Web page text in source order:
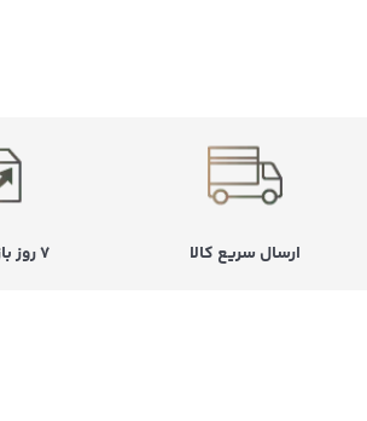
ارسال سریع کالا ۷ روز بازگشت کالا